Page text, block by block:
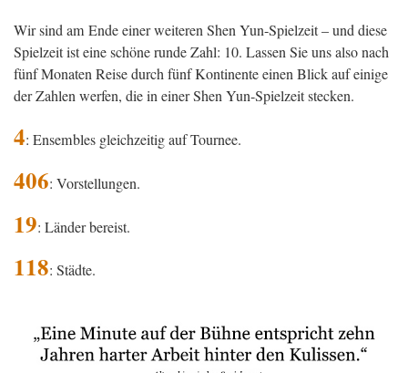
Wir sind am Ende einer weiteren Shen Yun-Spielzeit – und diese
Spielzeit ist eine schöne runde Zahl: 10. Lassen Sie uns also nach
fünf Monaten Reise durch fünf Kontinente einen Blick auf einige
der Zahlen werfen, die in einer Shen Yun-Spielzeit stecken.
4: Ensembles gleichzeitig auf Tournee.
406: Vorstellungen.
19: Länder bereist.
118: Städte.